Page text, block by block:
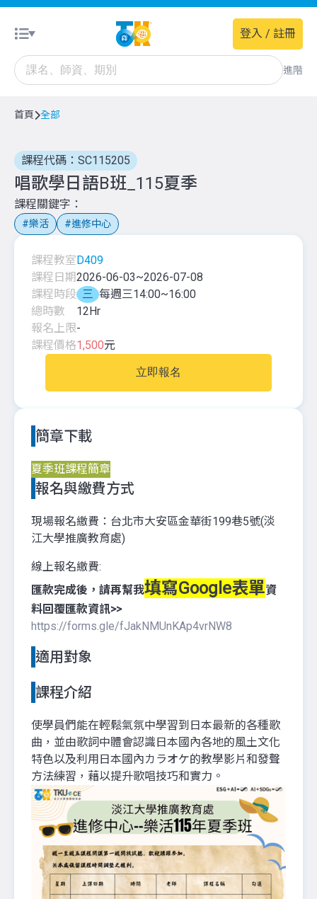
進階
登入 / 註冊
首頁 全部
課程代碼：SC115205
唱歌學日語B班_115夏季
課程關鍵字
樂活 進修中心
課程教室D409
課程日期2026-06-03~2026-07-08
課程時段 三 每週三14:00~16:00
總時數
12Hr
報名上限-
課程價格1,500元
立即報名
簡章下載
夏季班課程簡章
報名與繳費方式
現場報名繳費：台北市大安區金華街199巷5號(淡
江大學推廣教育處)
線上報名繳費:
匯款完成後，請再幫我填寫Google表單資
料回覆匯款資訊>>
https://forms.gle/fJakNMUnKAp4vrNW8
適用對象
課程介紹
使學員們能在輕鬆氣氛中學習到日本最新的各種歌
曲，並由歌詞中體會認識日本國內各地的風土文化
特色以及利用日本國內カラオケ的教學影片和發聲
方法練習，藉以提升歌唱技巧和實力。